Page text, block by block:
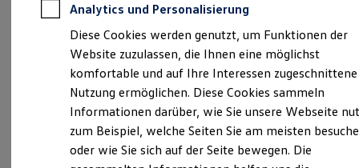
Für Gewerbekunden
Profi Paket
TopDeal
Gebrauchtwagen
ProfiPartner für Gebrauchtwagen
Zertifizierte Gebrauchtwagen
Finanzierung
Für Privatkunden
Für Gewerbekunden
Leasing
Für Privatkunden
Verantwortlich für die Inhalte auf dieser Seite ist die Ludwig
Wallner GmbH (Impressum & Rechtliches)
Analytics und Personalisierung
Diese Cookies werden genutzt, um Funktionen der
Website zuzulassen, die Ihnen eine möglichst
komfortable und auf Ihre Interessen zugeschnittene
Nutzung ermöglichen. Diese Cookies sammeln
Informationen darüber, wie Sie unsere Webseite
zum Beispiel, welche Seiten Sie am meisten
oder wie Sie sich auf der Seite bewegen. Die